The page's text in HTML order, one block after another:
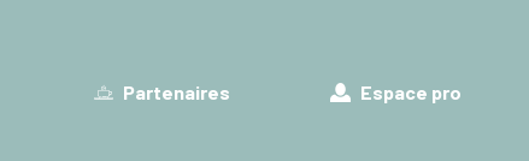
Partenaires Espace pro